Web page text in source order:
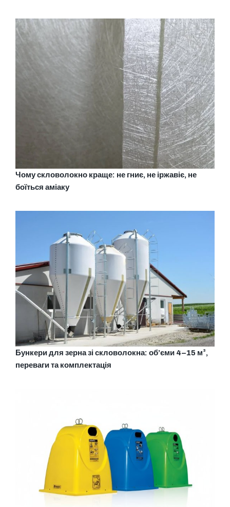
Чому скловолокно краще: не гниє, не іржавіє, не
боїться аміаку
Бункери для зерна зі скловолокна: об’єми 4–15 м³,
переваги та комплектація